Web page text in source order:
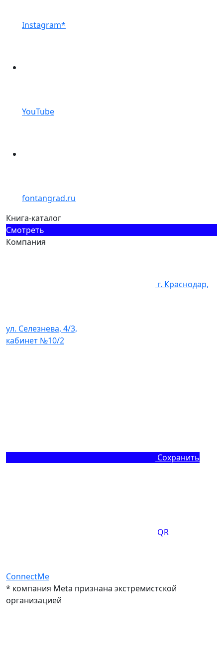
Instagram*
YouTube
fontangrad.ru
Книга-каталог
Смотреть
Компания
г. Краснодар,
ул. Селезнева, 4/3,
кабинет №10/2
Сохранить
QR
ConnectMe
* компания Meta признана экстремистской
организацией